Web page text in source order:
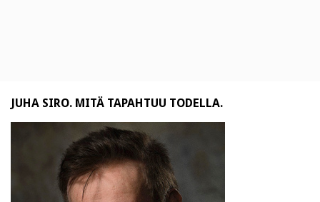
JUHA SIRO. MITÄ TAPAHTUU TODELLA.